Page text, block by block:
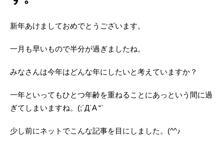
新年あけましておめでとうございます。
一月も早いもので半分が過ぎましたね。
みなさんは今年はどんな年にしたいと考えていますか？
一年といってもひとつ年齢を重ねることにあっという間に過
ぎてしまいますね。(;´Д`A “`
少し前にネットでこんな記事を目にしました。(^^♪